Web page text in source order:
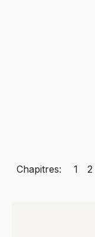
Chapitres: 1 2